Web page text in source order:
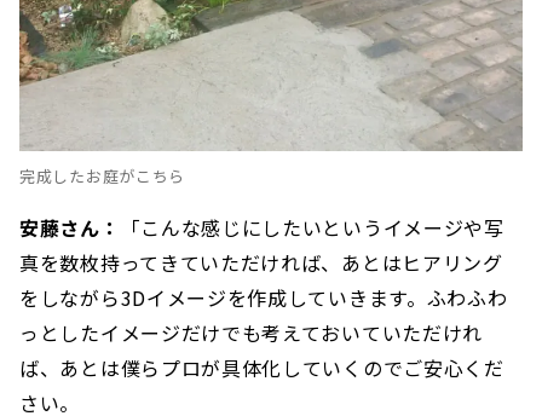
完成したお庭がこちら
安藤さん：
「こんな感じにしたいというイメージや写
真を数枚持ってきていただければ、あとはヒアリング
をしながら3Dイメージを作成していきます。ふわふわ
っとしたイメージだけでも考えておいていただけれ
ば、あとは僕らプロが具体化していくのでご安心くだ
さい。